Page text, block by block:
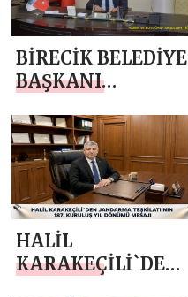
BİRECİK BELEDİYE
BAŞKANI
`TEN BABALAR
GÜNÜ MESAJI
HALİL
KARAKEÇİLİ`DEN